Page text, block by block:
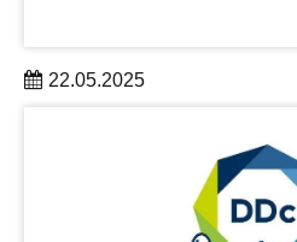
22.05.2025
sehr eindrucksvoll ihren
für das 21. Jahrhundert.